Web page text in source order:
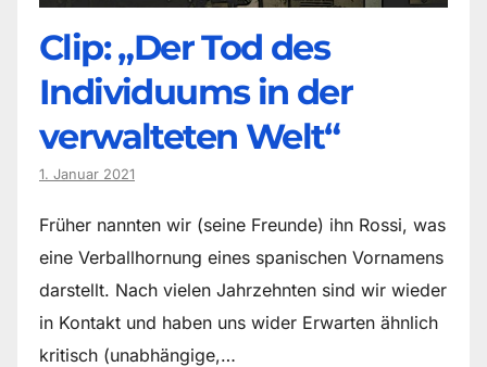
Clip: „Der Tod des
Individuums in der
verwalteten Welt“
1. Januar 2021
Früher nannten wir (seine Freunde) ihn Rossi, was
eine Verballhornung eines spanischen Vornamens
darstellt. Nach vielen Jahrzehnten sind wir wieder
in Kontakt und haben uns wider Erwarten ähnlich
kritisch (unabhängige,…